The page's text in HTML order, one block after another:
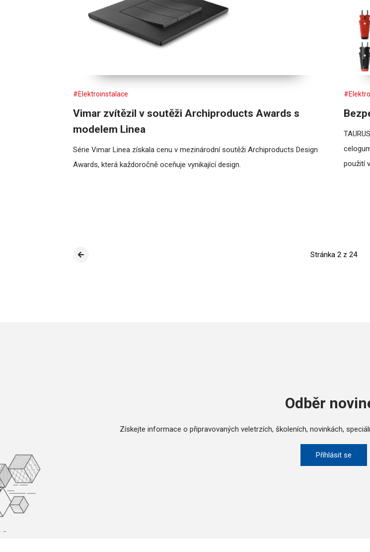
#Elektroinstalace
Vimar zvítězil v soutěži Archiproducts Awards s
modelem Linea
Série Vimar Linea získala cenu v mezinárodní soutěži Archiproducts Design
Awards, která každoročně oceňuje vynikající design.
použití
Stránka 2 z 24
Odběr
Získejte informace o připravovaných veletrzích, školeních, novinkách,
Příhlásit se